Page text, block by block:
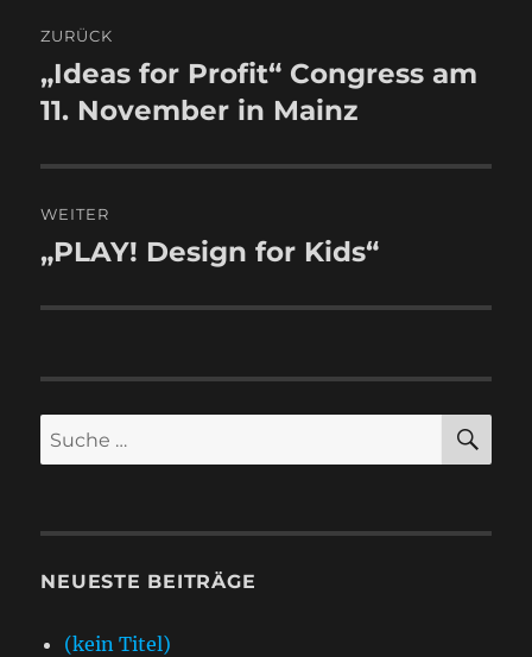
ZURÜCK
Vorheriger
Beitrag:
„Ideas for Profit“ Congress am
11. November in Mainz
WEITER
Nächster
„PLAY! Design for Kids“
Suche
nach:
NEUESTE BEITRÄGE
(kein Titel)